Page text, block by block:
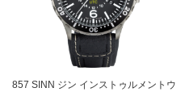
857 SINN ジン インストゥルメントウ